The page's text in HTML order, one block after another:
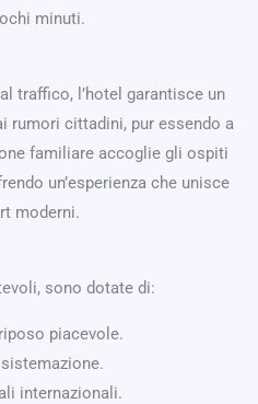
minuti.
traffico, l’hotel garantisce un
rumori cittadini, pur essendo a
familiare accoglie gli ospiti
un’esperienza che unisce
moderni.
sono dotate di:
piacevole.
internazionali.